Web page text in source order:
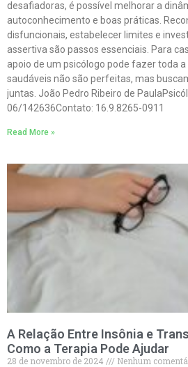
desafiadoras, é possível melhorar a
autoconhecimento e boas práticas.
disfuncionais, estabelecer limites e
assertiva são passos essenciais. Para
apoio de um psicólogo pode fazer toda
saudáveis não são perfeitas, mas
juntas. João Pedro Ribeiro de
06/142636Contato: 16.9.8265-0911
Read More »
A Relação Entre Insônia e
Como a Terapia Pode Ajudar
28 de novembro de 2024
Nenhum